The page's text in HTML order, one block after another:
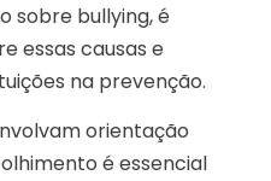
sobre bullying, é
essas causas e
na prevenção.
orientação
é essencial